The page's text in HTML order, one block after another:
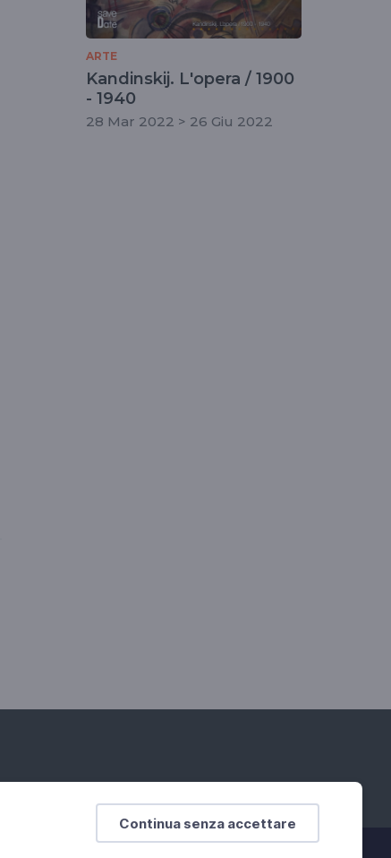
Continua senza accettare
ARTE
Kandinskij. L'opera / 1900
- 1940
28 Mar 2022 > 26 Giu 2022